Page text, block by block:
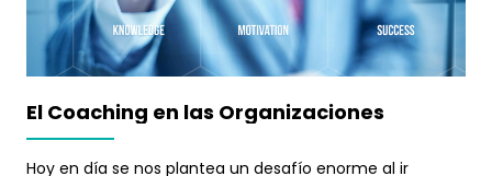
El Coaching en las Organizaciones
Hoy en día se nos plantea un desafío enorme al ir